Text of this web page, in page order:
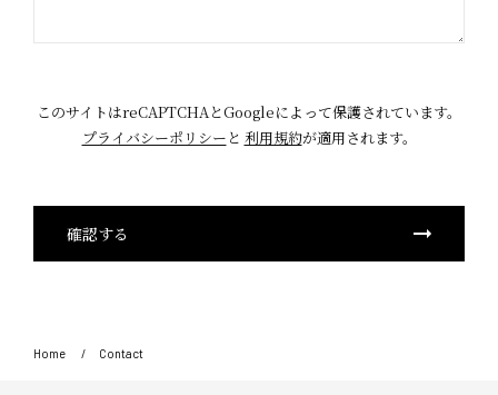
このサイトはreCAPTCHAとGoogleによって保護されています。
プライバシーポリシー と 利用規約が適用されます。
Home Contact